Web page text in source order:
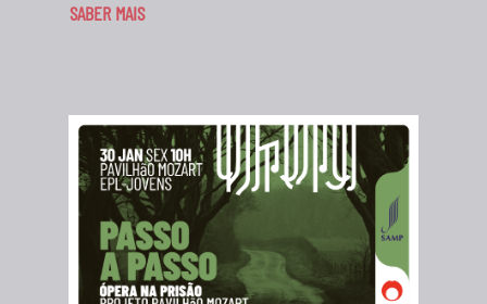
SABER MAIS